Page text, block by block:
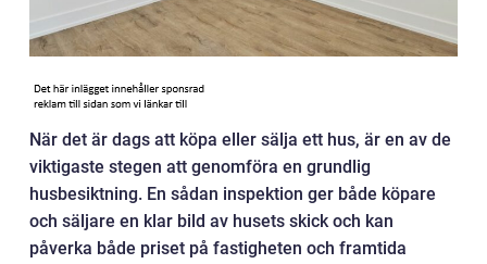
När det är dags att köpa eller sälja ett hus, är en av de
viktigaste stegen att genomföra en grundlig
husbesiktning. En sådan inspektion ger både köpare
och säljare en klar bild av husets skick och kan
påverka både priset på fastigheten och framtida